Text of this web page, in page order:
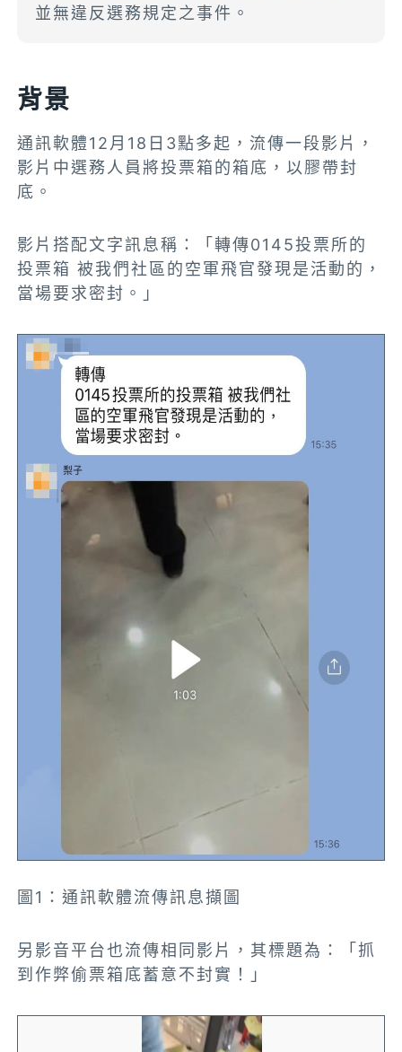
並無違反選務規定之事件。
背景
通訊軟體12月18日3點多起，流傳一段影片，
影片中選務人員將投票箱的箱底，以膠帶封
底。
影片搭配文字訊息稱：「轉傳0145投票所的
投票箱 被我們社區的空軍飛官發現是活動的，
當場要求密封。」
圖1：通訊軟體流傳訊息擷圖
另影音平台也流傳相同影片，其標題為：
「抓
到作弊偷票箱底蓄意不封實！」